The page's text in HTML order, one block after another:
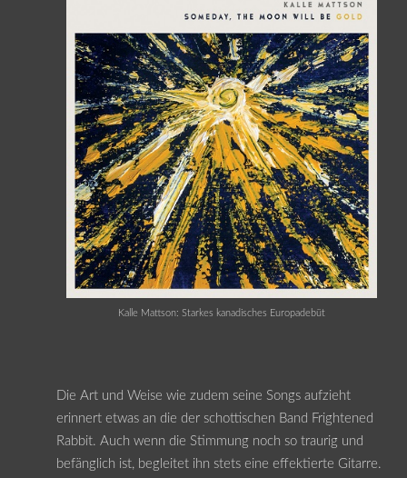
Kalle Mattson: Starkes kanadisches Europadebüt
Die Art und Weise wie zudem seine Songs aufzieht
erinnert etwas an die der schottischen Band Frightened
Rabbit. Auch wenn die Stimmung noch so traurig und
befänglich ist, begleitet ihn stets eine effektierte Gitarre.